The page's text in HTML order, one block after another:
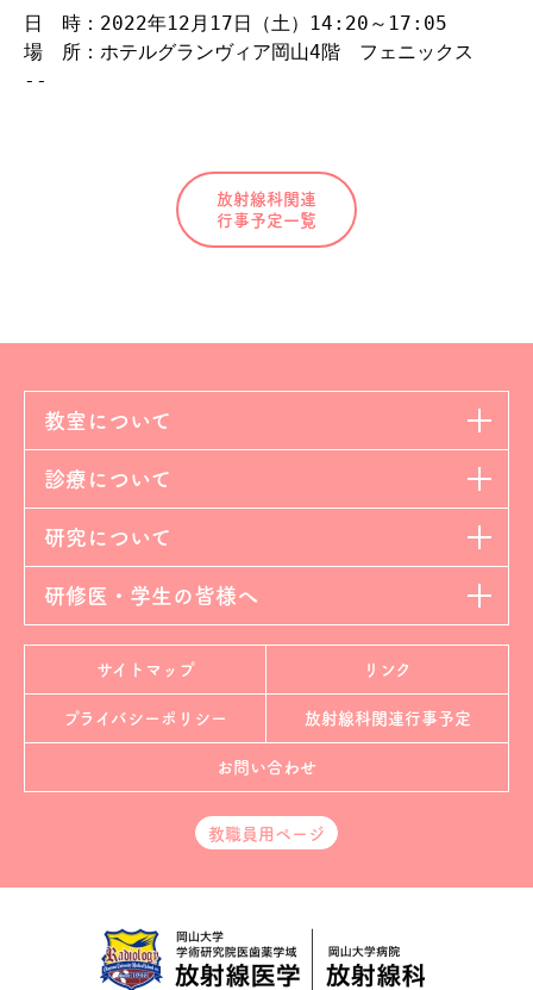
日　時：2022年12月17日（土）14:20～17:05
場　所：ホテルグランヴィア岡山4階　フェニックス
--
放射線科関連
行事予定一覧
教室について
診療について
研究について
研修医・学生の皆様へ
サイトマップ リンク
プライバシーポリシー 放射線科関連行事予定
お問い合わせ
教職員用ページ